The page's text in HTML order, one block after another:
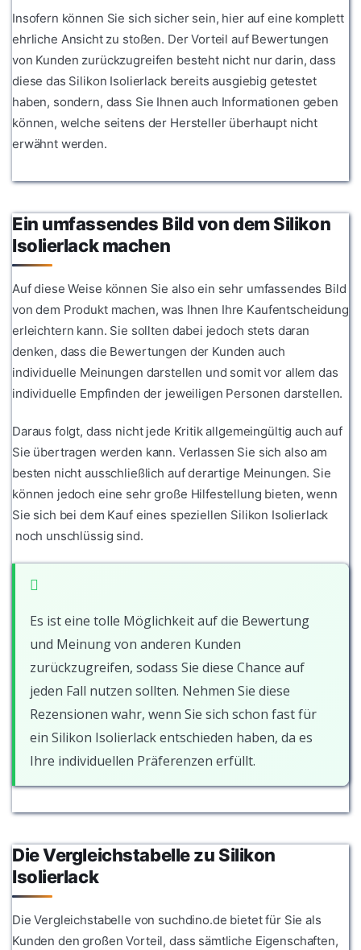
Insofern können Sie sich sicher sein, hier auf eine komplett
ehrliche Ansicht zu stoßen. Der Vorteil auf Bewertungen
von Kunden zurückzugreifen besteht nicht nur darin, dass
diese das Silikon Isolierlack bereits ausgiebig getestet
haben, sondern, dass Sie Ihnen auch Informationen geben
können, welche seitens der Hersteller überhaupt nicht
erwähnt werden.
Ein umfassendes Bild von dem Silikon
Isolierlack machen
Auf diese Weise können Sie also ein sehr umfassendes Bild
von dem Produkt machen, was Ihnen Ihre Kaufentscheidung
erleichtern kann. Sie sollten dabei jedoch stets daran
denken, dass die Bewertungen der Kunden auch
individuelle Meinungen darstellen und somit vor allem das
individuelle Empfinden der jeweiligen Personen darstellen.
Daraus folgt, dass nicht jede Kritik allgemeingültig auch auf
Sie übertragen werden kann. Verlassen Sie sich also am
besten nicht ausschließlich auf derartige Meinungen. Sie
können jedoch eine sehr große Hilfestellung bieten, wenn
Sie sich bei dem Kauf eines speziellen Silikon Isolierlack
noch unschlüssig sind.
Es ist eine tolle Möglichkeit auf die Bewertung
und Meinung von anderen Kunden
zurückzugreifen, sodass Sie diese Chance auf
jeden Fall nutzen sollten. Nehmen Sie diese
Rezensionen wahr, wenn Sie sich schon fast für
ein Silikon Isolierlack entschieden haben, da es
Ihre individuellen Präferenzen erfüllt.
Die Vergleichstabelle zu Silikon
Isolierlack
Die Vergleichstabelle von suchdino.de bietet für Sie als
Kunden den großen Vorteil, dass sämtliche Eigenschaften,